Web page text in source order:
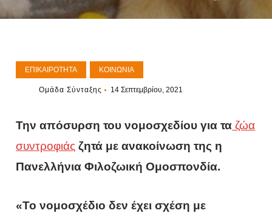
ΕΠΙΚΑΙΡΌΤΗΤΑ ΚΟΙΝΩΝΊΑ
Ομάδα Σύνταξης 14 Σεπτεμβρίου, 2021
Την απόσυρση του νομοσχεδίου για τα ζώα
συντροφιάς ζητά με ανακοίνωση της η
Πανελλήνια Φιλοζωική Ομοσπονδία.
«Το νομοσχέδιο δεν έχει σχέση με